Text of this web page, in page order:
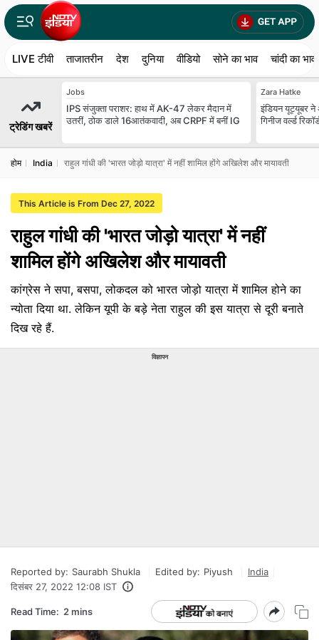
LIVE टीवी ताजातरीन देश दुनिया वीडियो सोने का भाव चांदी का भाव
ट्रेडिंग खबरें
Jobs
IPS संजुक्ता पराशर: हाथ में AK-47 लेकर मैदान में
उतरीं, ठोक डाले 16आतंकवादी, अब CRPF में बनीं IG
Zara Hatke
इंडियन यूट्यूबर ने
गिनीज वर्ल्ड
होम India राहुल गांधी की 'भारत जोड़ो यात्रा' में नहीं शामिल होंगे अखिलेश और मायावती
This Article is From Dec 27, 2022
राहुल गांधी की 'भारत जोड़ो यात्रा' में नहीं
शामिल होंगे अखिलेश और मायावती
कांग्रेस ने सपा, बसपा, लोकदल को भारत जोड़ो यात्रा में शामिल होने का
न्योता दिया था. लेकिन यूपी के बड़े नेता राहुल की इस यात्रा से दूरी बनाते
दिख रहे हैं.
विज्ञापन
Reported by: Saurabh Shukla Edited by: Piyush
India
दिसंबर 27, 2022 12:08 IST
Read Time: 2 mins